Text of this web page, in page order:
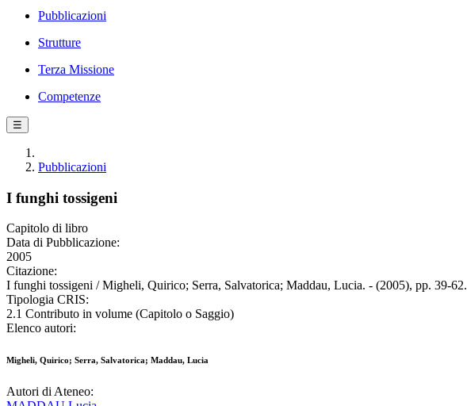
Pubblicazioni
Strutture
Terza Missione
Competenze
☰
Pubblicazioni
I funghi tossigeni
Capitolo di libro
Data di Pubblicazione:
2005
Citazione:
I funghi tossigeni / Migheli, Quirico; Serra, Salvatorica; Maddau, Lucia. - (2005), pp. 39-62.
Tipologia CRIS:
2.1 Contributo in volume (Capitolo o Saggio)
Elenco autori:
Migheli, Quirico; Serra, Salvatorica; Maddau, Lucia
Autori di Ateneo: